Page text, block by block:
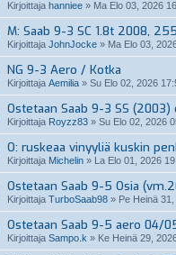
Kirjoittaja hanniee » Ma Elo 03, 2026
M: Saab 9-3 SC 1.8t 2008,
Kirjoittaja JohnJocke » Ma Elo 03,
NG 9-3 Aero / Kotka
Kirjoittaja Aemilia » Su Elo 02, 2026
Ostetaan Saab 9-3 SS
Kirjoittaja Royzz83 » Su Elo 02, 2026
O: ruskeaa vinyyliä kuskin
Kirjoittaja Michelin » La Elo 01, 2026
Ostetaan Saab 9-5 Osia
Kirjoittaja TurboSaab98 » Pe Heinä
Ostetaan Saab 9-5 aero 04/
Kirjoittaja Sampo.k » Ke Heinä 29,